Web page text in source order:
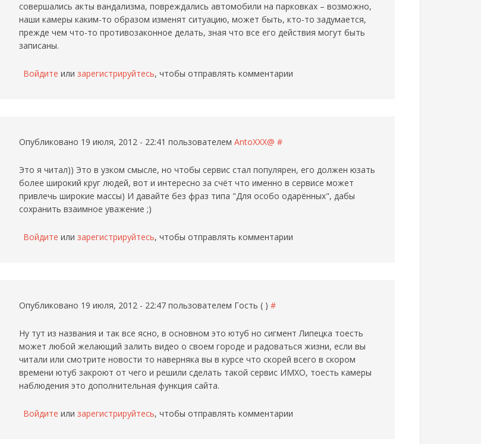
совершались акты вандализма, повреждались автомобили на парковках – возможно,
наши камеры каким-то образом изменят ситуацию, может быть, кто-то задумается,
прежде чем что-то противозаконное делать, зная что все его действия могут быть
записаны.
Войдите или зарегистрируйтесь, чтобы отправлять комментарии
Опубликовано 19 июля, 2012 - 22:41 пользователем AntoXXX@ #
Это я читал)) Это в узком смысле, но чтобы сервис стал популярен, его должен юзать
более широкий круг людей, вот и интересно за счёт что именно в сервисе может
привлечь широкие массы) И давайте без фраз типа "Для особо одарённых", дабы
сохранить взаимное уважение ;)
Войдите или зарегистрируйтесь, чтобы отправлять комментарии
Опубликовано 19 июля, 2012 - 22:47 пользователем Гость ( ) #
Ну тут из названия и так все ясно, в основном это ютуб но сигмент Липецка тоесть
может любой желающий залить видео о своем городе и радоваться жизни, если вы
читали или смотрите новости то наверняка вы в курсе что скорей всего в скором
времени ютуб закроют от чего и решили сделать такой сервис ИМХО, тоесть камеры
наблюдения это дополнительная функция сайта.
Войдите или зарегистрируйтесь, чтобы отправлять комментарии